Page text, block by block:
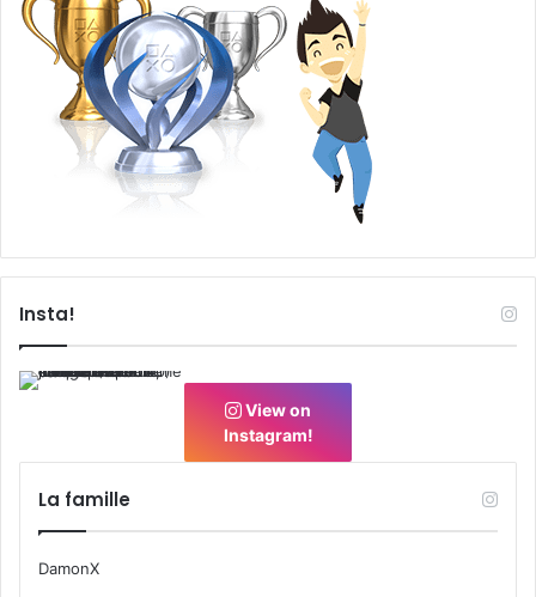
Insta!
View on
Instagram!
La famille
DamonX